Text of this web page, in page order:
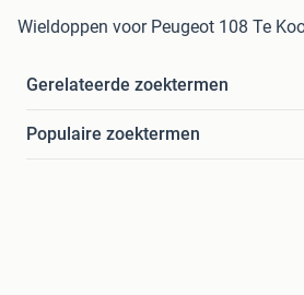
Wieldoppen voor Peugeot 108 Te
Gerelateerde zoektermen
Populaire zoektermen